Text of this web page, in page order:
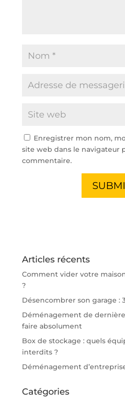
Enregistrer mon nom,
site web dans le navigateur
commentaire.
Articles récents
Comment vider votre
?
Désencombrer son garage :
Déménagement de
faire absolument
Box de stockage : quels
interdits ?
Déménagement
Catégories